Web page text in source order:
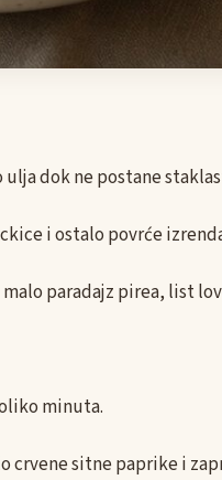
dok ne postane
i ostalo povrće
paradajz pirea, list
minuta.
crvene sitne paprike i